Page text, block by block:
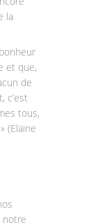
la
et que,
de
c’est
tous,
(Elaine
notre